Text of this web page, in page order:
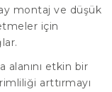
montaj ve düşük
için
alanını etkin bir
arttırmayı